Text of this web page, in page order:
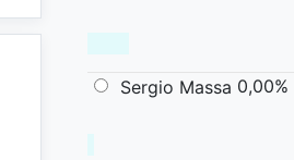
Sergio Massa 0,00%